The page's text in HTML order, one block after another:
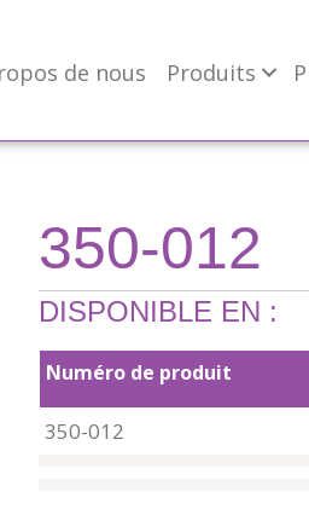
de nous Produits
350-012
DISPONIBLE EN :
Numéro de produit
350-012